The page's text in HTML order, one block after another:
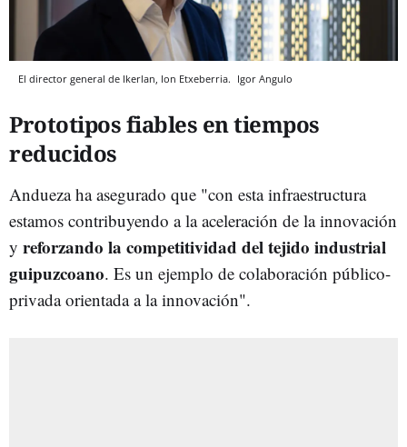
El director general de Ikerlan, Ion Etxeberria. Igor Angulo
Prototipos fiables en tiempos
reducidos
Andueza ha asegurado que "con esta infraestructura
estamos contribuyendo a la aceleración de la innovación
y reforzando la competitividad del tejido industrial
guipuzcoano. Es un ejemplo de colaboración público-
privada orientada a la innovación".